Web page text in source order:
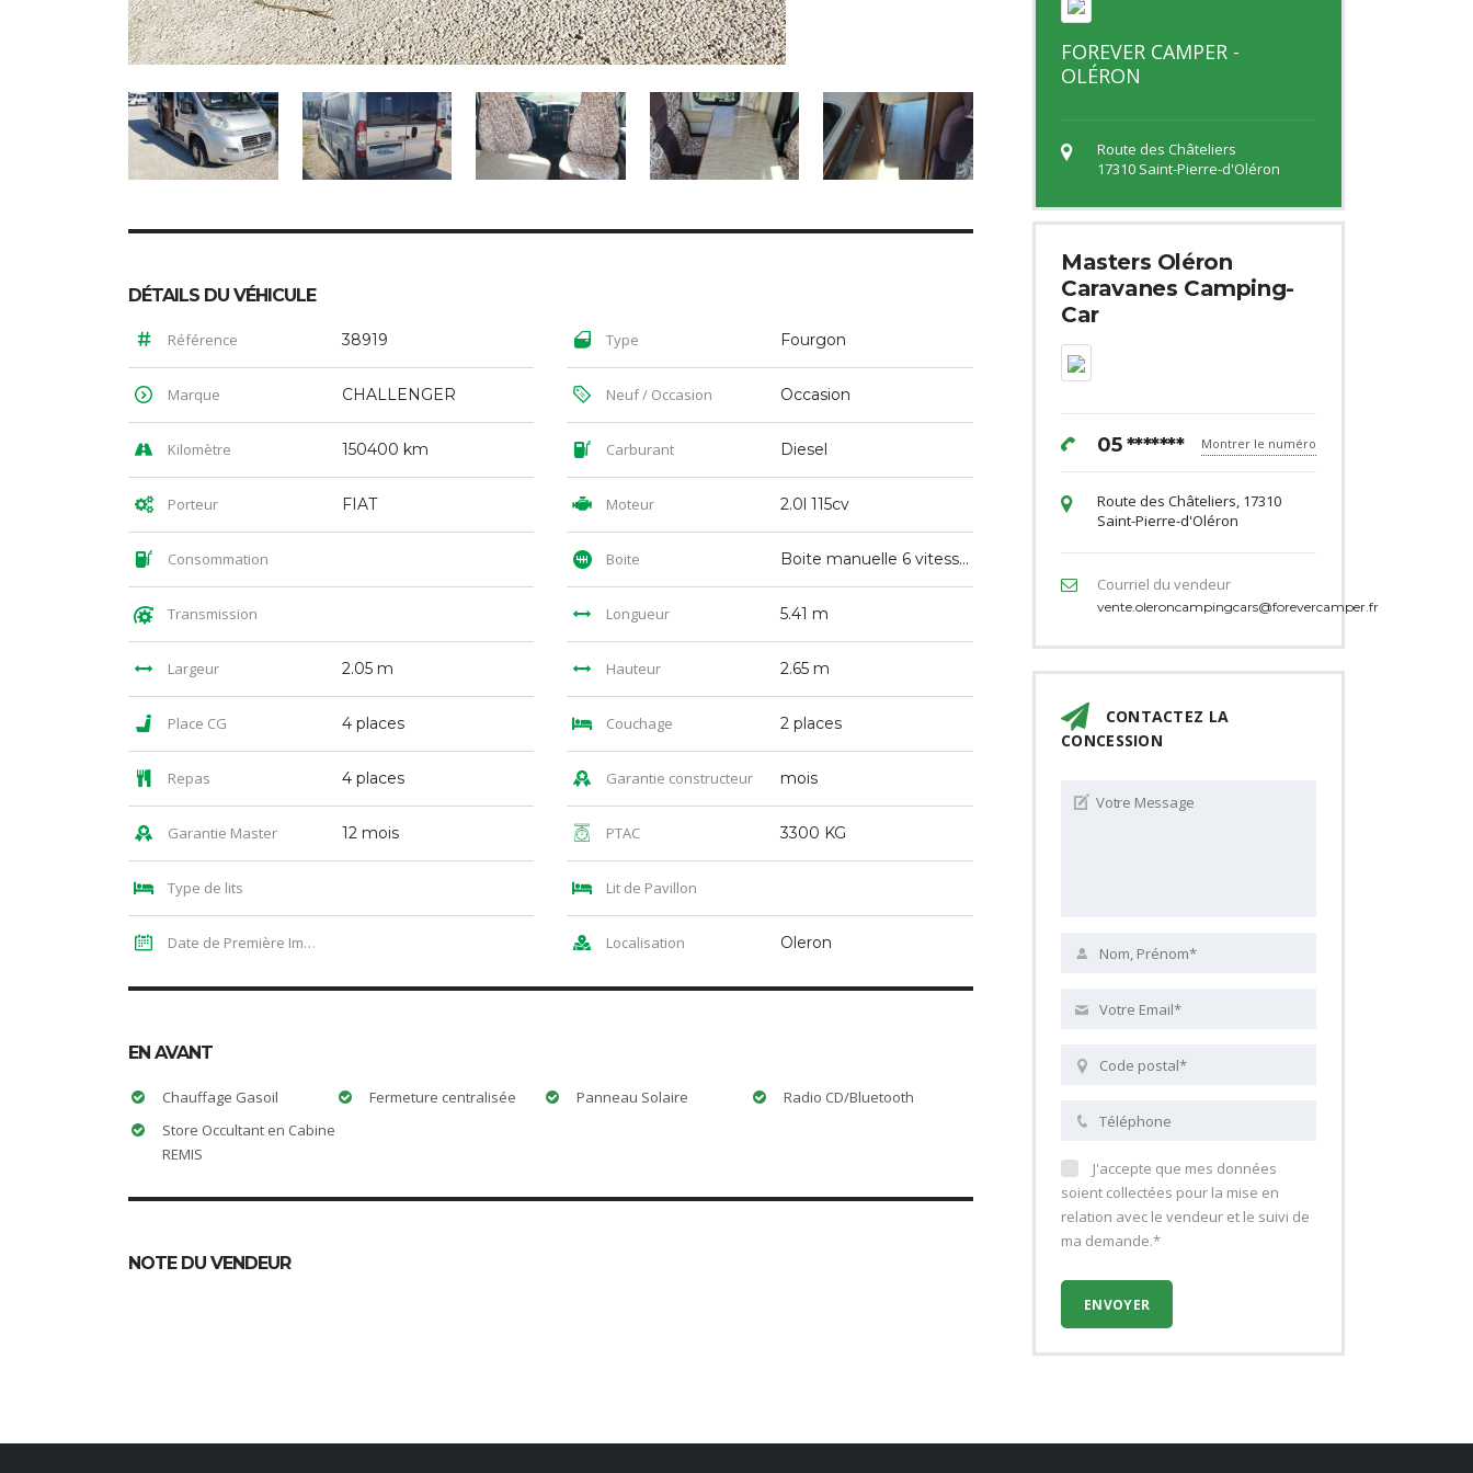
DÉTAILS DU VÉHICULE
Référence 38919 Type Fourgon
Marque CHALLENGER Neuf / Occasion Occasion
Kilomètre 150400 km Carburant Diesel
Porteur FIAT Moteur 2.0l 115cv
Consommation Boite Boite manuelle 6 vitesses
Transmission Longueur 5.41 m
Largeur 2.05 m Hauteur 2.65 m
Place CG 4 places Couchage 2 places
Repas 4 places Garantie constructeur mois
Garantie Master 12 mois PTAC 3300 KG
Type de lits Lit de Pavillon
Date de Première Immatriculation Localisation Oleron
EN AVANT
Chauffage Gasoil Fermeture centralisée Panneau Solaire
Radio CD/Bluetooth
Store Occultant en Cabine
REMIS
NOTE DU VENDEUR
FOREVER CAMPER -
OLÉRON
Route des Châteliers
17310 Saint-Pierre-d'Oléron
Masters Oléron
Caravanes Camping-
Car
05 ******* Montrer le numéro
Route des Châteliers, 17310
Saint-Pierre-d'Oléron
Courriel du vendeur
vente.oleroncampingcars@forevercamper.fr
CONTACTEZ LA
CONCESSION
J'accepte que mes données
soient collectées pour la mise en
relation avec le vendeur et le suivi de
ma demande.*